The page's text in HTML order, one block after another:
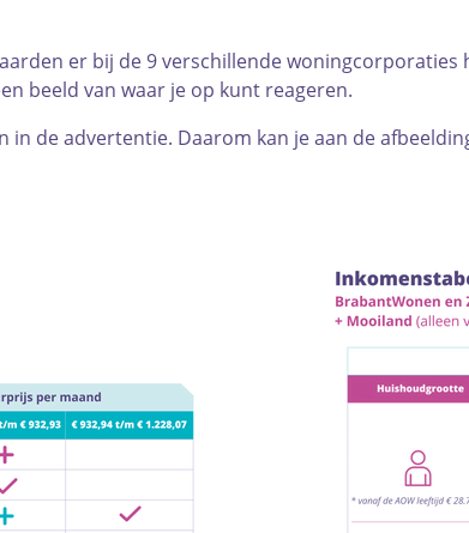
er bij de 9 verschillende
beeld van waar je op kunt reageren.
de advertentie. Daarom kan je aan de